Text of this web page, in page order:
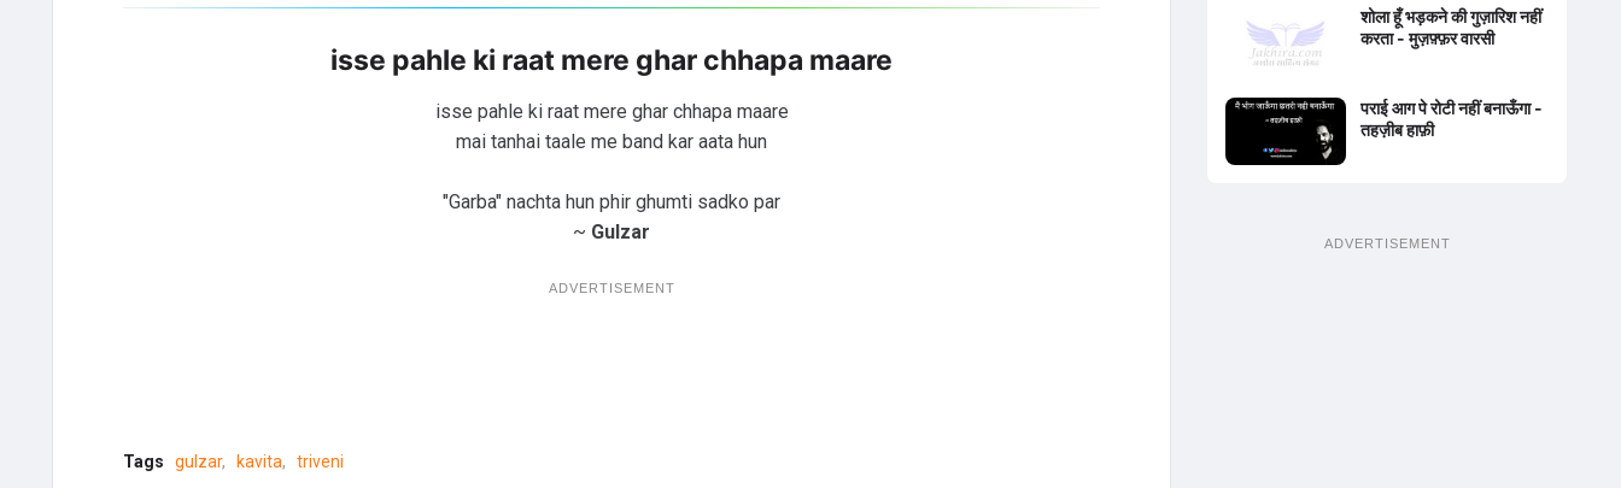
isse pahle ki raat mere ghar chhapa maare
isse pahle ki raat mere ghar chhapa maare
mai tanhai taale me band kar aata hun
"Garba" nachta hun phir ghumti sadko par
~ Gulzar
ADVERTISEMENT
Tags gulzar kavita triveni
शोला हूँ भड़कने की गुज़ारिश नहीं
करता - मुज़फ़्फ़र वारसी
पराई आग पे रोटी नहीं बनाऊँगा -
तहज़ीब हाफ़ी
ADVERTISEMENT